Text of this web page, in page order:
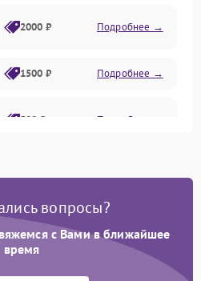
2000 ₽ Подробнее →
1500 ₽ Подробнее →
500 ₽ Подробнее →
500 ₽
Подробнее →
вопросы?
с Вами в ближайшее
время